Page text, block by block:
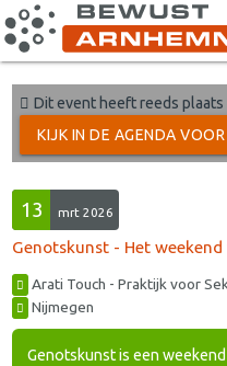
Dit event heeft reeds plaats
KIJK IN DE AGENDA
13 mrt 2026
Genotskunst - Het
Arati Touch - Praktijk voor
Nijmegen
Genotskunst is een